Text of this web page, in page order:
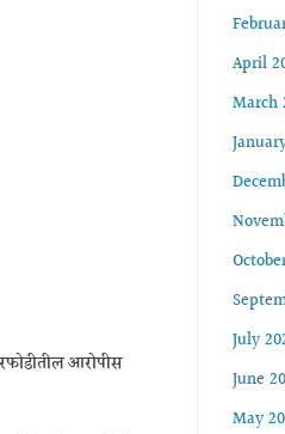
आरोपीस
April
March
July
June
May